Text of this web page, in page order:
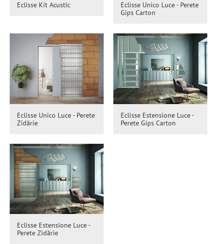
Eclisse Kit Acustic
Eclisse Unico Luce - Perete
Gips Carton
Eclisse Unico Luce - Perete
Zidărie
Eclisse Estensione Luce -
Perete Gips Carton
Eclisse Estensione Luce -
Perete Zidărie